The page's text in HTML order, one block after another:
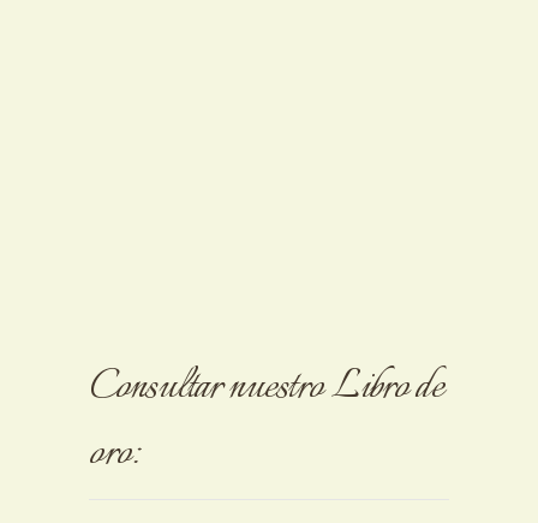
Consultar nuestro Libro de
oro: